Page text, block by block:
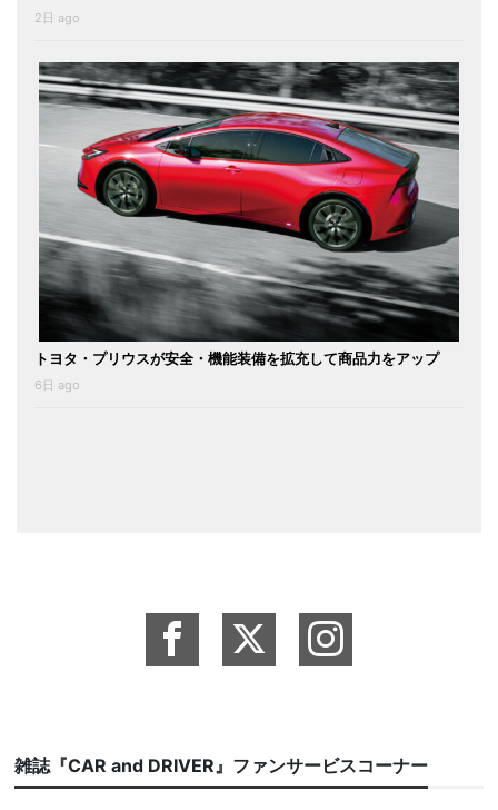
2日 ago
トヨタ・プリウスが安全・機能装備を拡充して商品力をアップ
6日 ago
雑誌『CAR and DRIVER』ファンサービスコーナー